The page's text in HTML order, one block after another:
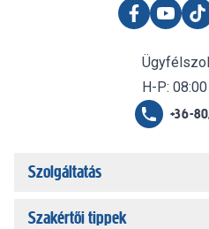
H-P:
+36-
Szolgáltatás
Szakértői tippek